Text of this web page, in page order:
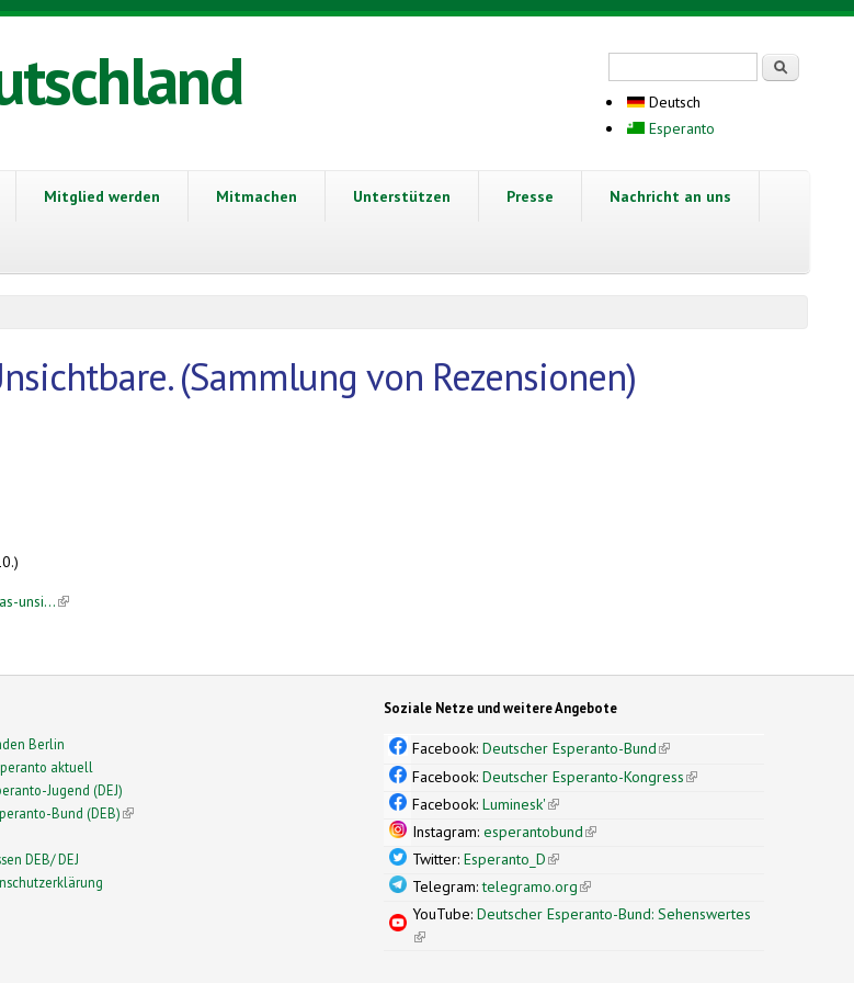
Deutsch
Esperanto
Mitglied werden Mitmachen Unterstützen Presse Nachricht an uns
(Sammlung von Rezensionen)
unsi...(link is external)
Berlin
aktuell
Jugend (DEJ)
Bund (DEB)(link is external)
DEB/ DEJ
Soziale Netze und weitere Angebote
Facebook:Deutscher Esperanto-Bund(link is external)
Facebook:Deutscher Esperanto-Kongress(link is external)
Facebook:Luminesk'(link is external)
Instagram:esperantobund(link is external)
Twitter:Esperanto_D(link is external)
Telegram:telegramo.org(link is external)
YouTube:Deutscher Esperanto-Bund: Sehenswertes
(link is external)